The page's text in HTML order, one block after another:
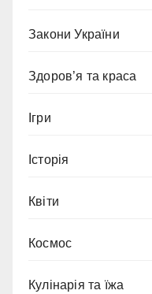
Закони України
Здоров’я та краса
Ігри
Історія
Квіти
Космос
Кулінарія та їжа